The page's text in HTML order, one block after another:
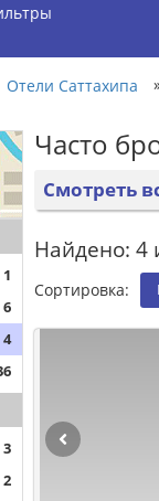
Отели Саттахипа
1
6
4
3
2
Часто
Смотреть
Найдено: 4
Сортировка: